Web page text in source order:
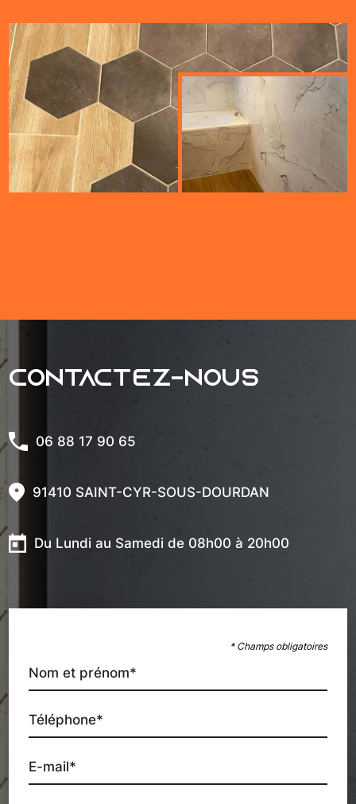
Contactez-nous
06 88 17 90 65
91410 SAINT-CYR-SOUS-DOURDAN
Du Lundi au Samedi de 08h00 à 20h00
* Champs obligatoires
Nom et prénom*
Téléphone*
E-mail*